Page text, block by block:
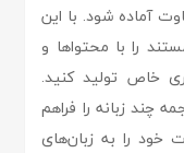
آماده شود. با این
را با محتواها و
خاص تولید کنید.
چند زبانه را فراهم
خود را به زبان‌های